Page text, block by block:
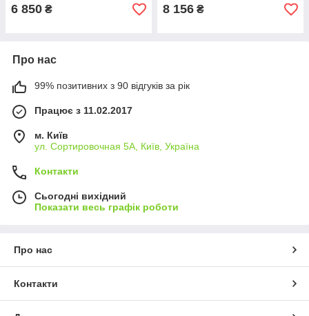
6 850 ₴ 8 156 ₴
Про нас
99% позитивних з 90 відгуків за рік
Працює з 11.02.2017
м. Київ
ул. Сортировочная 5А, Київ, Україна
Контакти
Сьогодні вихідний
Показати весь графік роботи
Про нас
Контакти